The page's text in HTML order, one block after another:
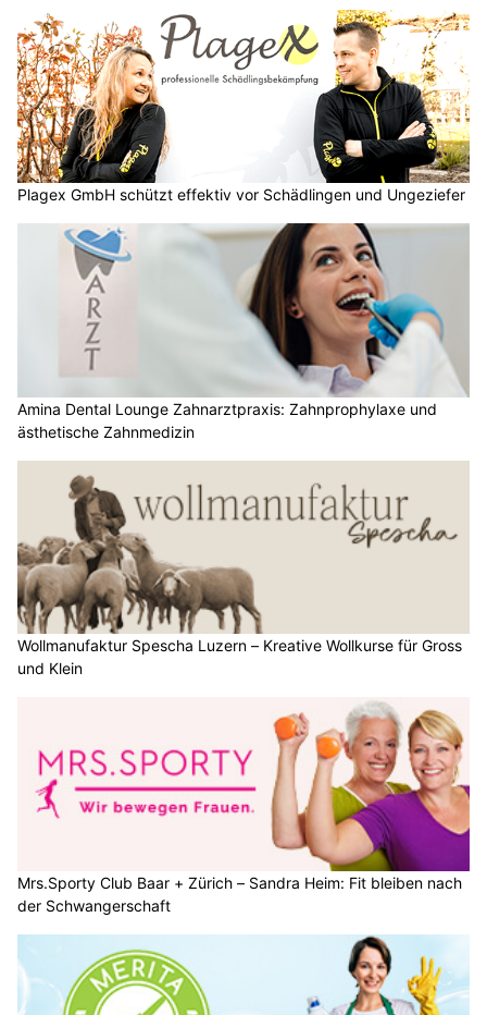
Plagex GmbH schützt effektiv vor Schädlingen und Ungeziefer
Amina Dental Lounge Zahnarztpraxis: Zahnprophylaxe und
ästhetische Zahnmedizin
Wollmanufaktur Spescha Luzern – Kreative Wollkurse für Gross
und Klein
Mrs.Sporty Club Baar + Zürich – Sandra Heim: Fit bleiben nach
der Schwangerschaft